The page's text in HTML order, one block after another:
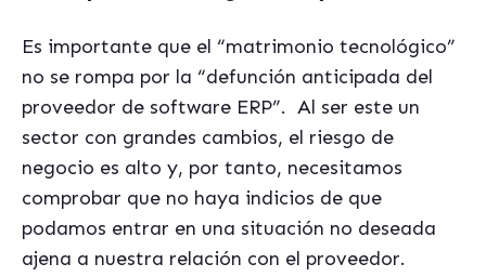
Es importante que el “matrimonio tecnológico”
no se rompa por la “defunción anticipada del
proveedor de software ERP”. Al ser este un
sector con grandes cambios, el riesgo de
negocio es alto y, por tanto, necesitamos
comprobar que no haya indicios de que
podamos entrar en una situación no deseada
ajena a nuestra relación con el proveedor.